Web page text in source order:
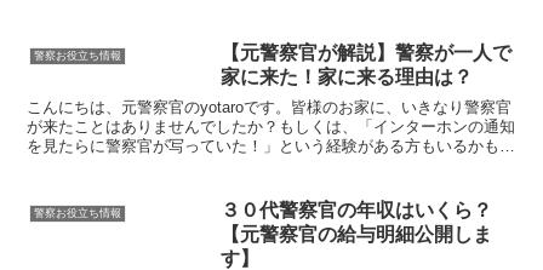
警察お役立ち情報
【元警察官が解説】警察が一人で
家に来た！家に来る理由は？
こんにちは、元警察官のyotaroです。皆様のお家に、いきなり警察官
が来たことはありませんでしたか？もしくは、「インターホンの通知
を見たらに警察官が写っていた！」という経験がある方もいるかもし
警察お役立ち情報
３０代警察官の年収はいくら？
【元警察官の給与明細公開しま
す】